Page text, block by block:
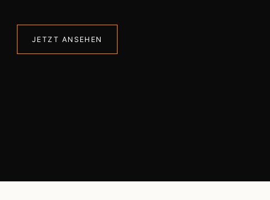
JETZT ANSEHEN